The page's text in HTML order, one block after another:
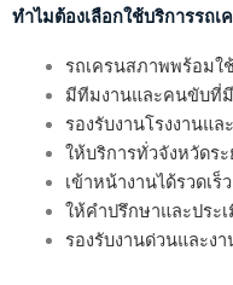
ทำไมต้องเลือกใช้บริการรถเ
รถเครนสภาพพร้อมใ
มีทีมงานและคนขับที่
รองรับงานโรงงานแ
ให้บริการทั่วจังหวัดระ
เข้าหน้างานได้รวดเร็ว
ให้คำปรึกษาและประ
รองรับงานด่วนและง